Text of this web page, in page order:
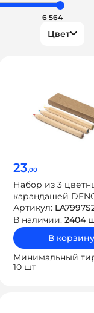
6 564
Цвет
23,00
Набор из 3
карандашей
Артикул:
В наличии: 2404
В корзину
Минимальный
10 шт